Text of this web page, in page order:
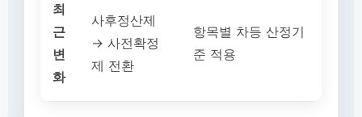
최
근
변
화
사후정산제
→ 사전확정
제 전환
항목별 차등 산정기
준 적용